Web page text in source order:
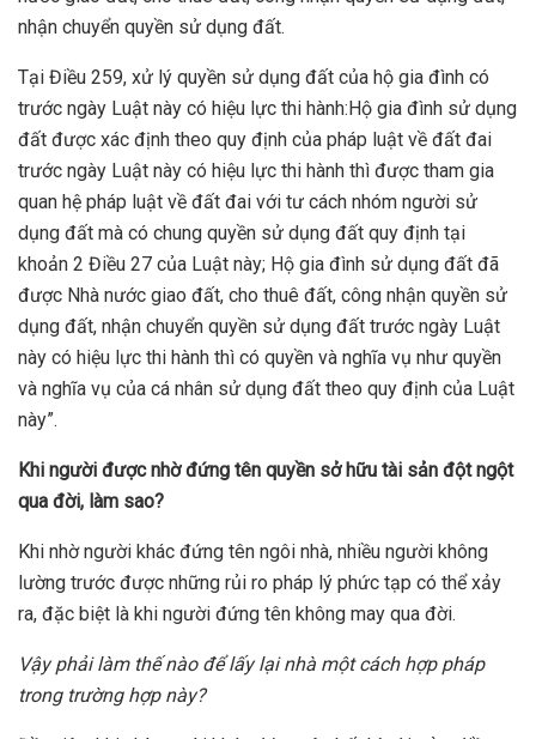
nhận chuyển quyền sử dụng đất.
Tại Điều 259, xử lý quyền sử dụng đất của hộ gia đình có
trước ngày Luật này có hiệu lực thi hành:Hộ gia đình sử dụng
đất được xác định theo quy định của pháp luật về đất đai
trước ngày Luật này có hiệu lực thi hành thì được tham gia
quan hệ pháp luật về đất đai với tư cách nhóm người sử
dụng đất mà có chung quyền sử dụng đất quy định tại
khoản 2 Điều 27 của Luật này; Hộ gia đình sử dụng đất đã
được Nhà nước giao đất, cho thuê đất, công nhận quyền sử
dụng đất, nhận chuyển quyền sử dụng đất trước ngày Luật
này có hiệu lực thi hành thì có quyền và nghĩa vụ như quyền
và nghĩa vụ của cá nhân sử dụng đất theo quy định của Luật
này”.
Khi người được nhờ đứng tên quyền sở hữu tài sản đột ngột
qua đời, làm sao?
Khi nhờ người khác đứng tên ngôi nhà, nhiều người không
lường trước được những rủi ro pháp lý phức tạp có thể xảy
ra, đặc biệt là khi người đứng tên không may qua đời.
Vậy phải làm thế nào để lấy lại nhà một cách hợp pháp
trong trường hợp này?